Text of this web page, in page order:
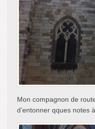
Mon compagnon de
d’entonner qques notes